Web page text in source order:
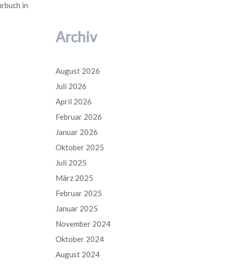
in
Archiv
August 2026
Juli 2026
April 2026
Februar 2026
Januar 2026
Oktober 2025
Juli 2025
März 2025
Februar 2025
Januar 2025
November 2024
Oktober 2024
August 2024